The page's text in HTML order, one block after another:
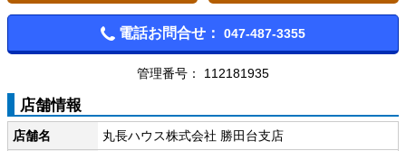
電話お問合せ： 047-487-3355
管理番号： 112181935
店舗情報
店舗名
丸長ハウス株式会社 勝田台支店